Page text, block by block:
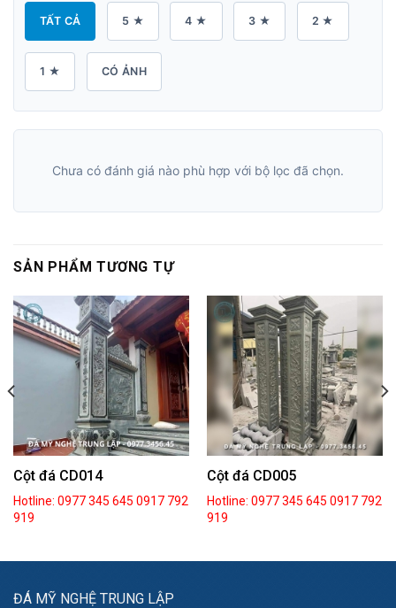
TẤT CẢ 5 ★ 4 ★ 3 ★ 2 ★
1 ★ CÓ ẢNH
Chưa có đánh giá nào phù hợp với bộ lọc đã chọn.
SẢN PHẨM TƯƠNG TỰ
Cột đá CD014
Hotline: 0977 345 645 0917 792
919
Cột đá CD005
Hotline: 0977 345 645 0917 792
919
ĐÁ MỸ NGHỆ TRUNG LẬP